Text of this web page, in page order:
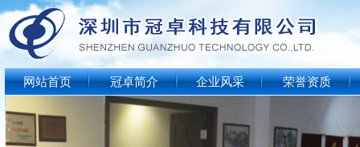
网站首页 冠卓简介 企业风采 荣誉资质